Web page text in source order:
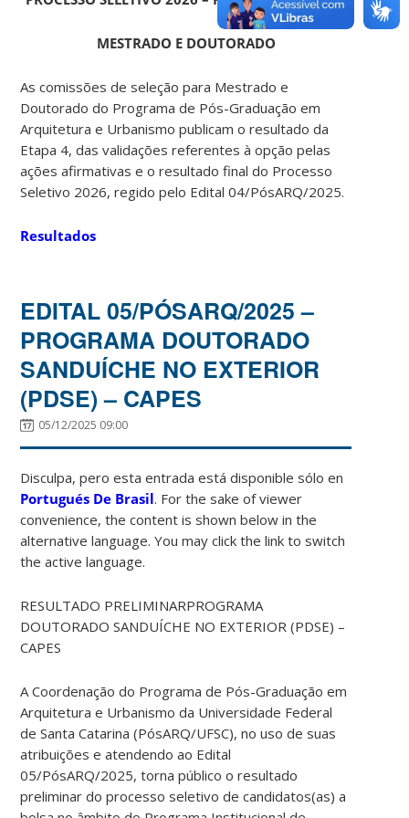
MESTRADO E DOUTORADO
As comissões de seleção para Mestrado e
Doutorado do Programa de Pós-Graduação em
Arquitetura e Urbanismo publicam o resultado da
Etapa 4, das validações referentes à opção pelas
ações afirmativas e o resultado final do Processo
Seletivo 2026, regido pelo Edital 04/PósARQ/2025.
Resultados
EDITAL 05/PÓSARQ/2025 –
PROGRAMA DOUTORADO
SANDUÍCHE NO EXTERIOR
(PDSE) – CAPES
05/12/2025 09:00
Disculpa, pero esta entrada está disponible sólo en
Portugués De Brasil. For the sake of viewer
convenience, the content is shown below in the
alternative language. You may click the link to switch
the active language.
RESULTADO PRELIMINARPROGRAMA
DOUTORADO SANDUÍCHE NO EXTERIOR (PDSE) –
CAPES
A Coordenação do Programa de Pós-Graduação em
Arquitetura e Urbanismo da Universidade Federal
de Santa Catarina (PósARQ/UFSC), no uso de suas
atribuições e atendendo ao Edital
05/PósARQ/2025, torna público o resultado
preliminar do processo seletivo de candidatos(as) a